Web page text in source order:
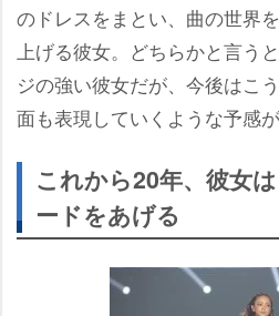
のドレスをまとい、曲の世界
上げる彼女。どちらかと言う
ジの強い彼女だが、今後はこ
面も表現していくような予感が
これから20年、彼女
ードをあげる